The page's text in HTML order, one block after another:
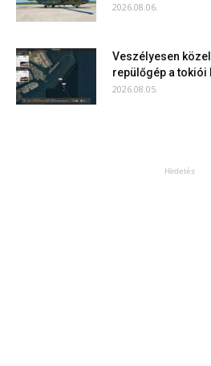
2026.08.06.
Veszélyesen
repülőgép a tokiói
2026.08.05.
Hirdetés